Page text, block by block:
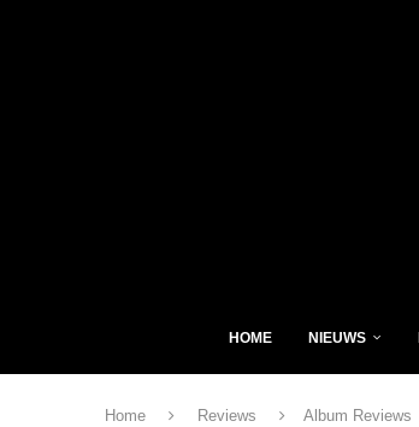
HOME NIEUWS
Home Reviews Album Reviews